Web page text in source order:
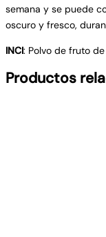
semana y se puede
oscuro y fresco,
INCI: Polvo de fruto
Productos